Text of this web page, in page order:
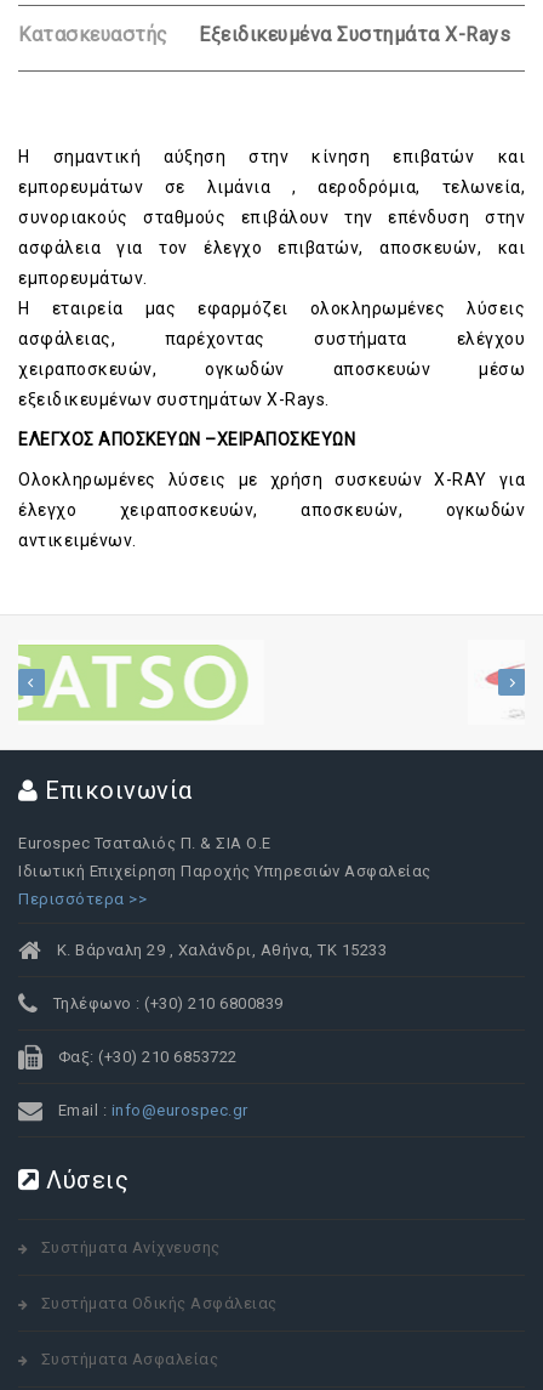
Κατασκευαστής Εξειδικευμένα Συστημάτα Χ-Rays
Η σημαντική αύξηση στην κίνηση επιβατών και
εμπορευμάτων σε λιμάνια , αεροδρόμια, τελωνεία,
συνοριακούς σταθμούς επιβάλουν την επένδυση στην
ασφάλεια για τον έλεγχο επιβατών, αποσκευών, και
εμπορευμάτων.
H εταιρεία μας εφαρμόζει ολοκληρωμένες λύσεις
ασφάλειας, παρέχοντας συστήματα ελέγχου
χειραποσκευών, ογκωδών αποσκευών μέσω
εξειδικευμένων συστημάτων Χ-Rays.
ΕΛΕΓΧΟΣ ΑΠΟΣΚΕΥΩΝ –ΧΕΙΡΑΠΟΣΚΕΥΩΝ
Ολοκληρωμένες λύσεις με χρήση συσκευών Χ-RAY για
έλεγχο χειραποσκευών, αποσκευών, ογκωδών
αντικειμένων.
Επικοινωνία
Eurospec Τσαταλιός Π. & ΣΙΑ Ο.Ε
Ιδιωτική Επιχείρηση Παροχής Υπηρεσιών Ασφαλείας
Περισσότερα >>
Κ. Βάρναλη 29 , Χαλάνδρι, Αθήνα, ΤΚ 15233
Τηλέφωνο : (+30) 210 6800839
Φαξ: (+30) 210 6853722
Email : info@eurospec.gr
Λύσεις
Συστήματα Ανίχνευσης
Συστήματα Οδικής Ασφάλειας
Συστήματα Ασφαλείας